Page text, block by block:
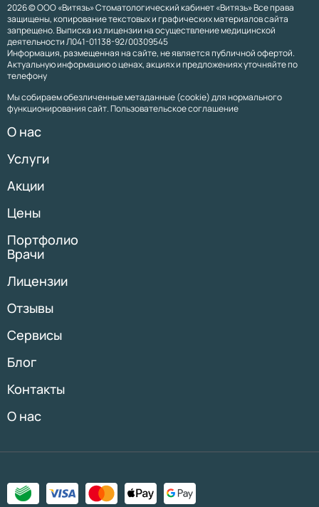
2026 © ООО «Витязь» Стоматологический кабинет «Витязь» Все права
защищены, копирование текстовых и графических материалов сайта
запрещено. Выписка из лицензии на осуществление медицинской
деятельности Л041-01138-92/00309545
Информация, размещенная на сайте, не является публичной офертой.
Актуальную информацию о ценах, акциях и предложениях уточняйте по
телефону
Мы собираем обезличенные метаданные (cookie) для нормального
функционирования сайт. Пользовательское соглашение
О нас
Услуги
Акции
Цены
Портфолио
Врачи
Лицензии
Отзывы
Сервисы
Блог
Контакты
О нас